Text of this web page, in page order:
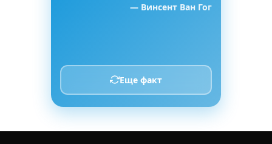
— Винсент Ван Гог
Еще факт